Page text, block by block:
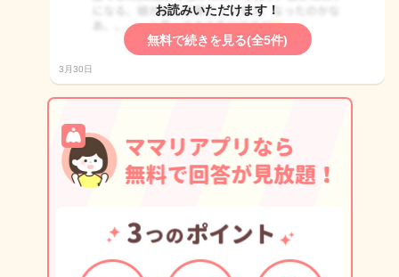
お読みいただけます！
無料で続きを見る(全5件)
3月30日